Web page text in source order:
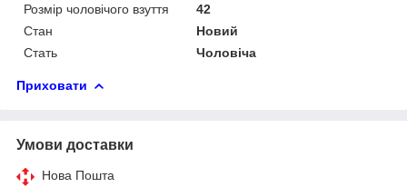
Розмір чоловічого взуття
42
Стан
Новий
Стать
Чоловіча
Приховати
Умови доставки
Нова Пошта